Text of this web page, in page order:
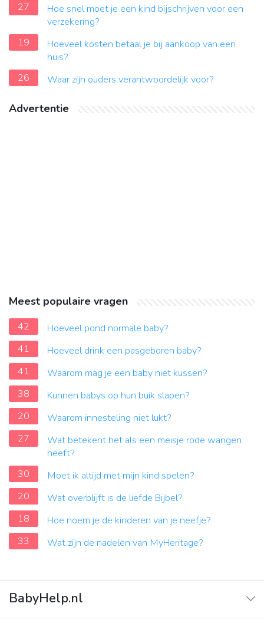
27
Hoe snel moet je een kind bijschrijven voor een
verzekering?
19
Hoeveel kosten betaal je bij aankoop van een
huis?
26
Waar zijn ouders verantwoordelijk voor?
Advertentie
Meest populaire vragen
42
Hoeveel pond normale baby?
41
Hoeveel drink een pasgeboren baby?
41
Waarom mag je een baby niet kussen?
38
Kunnen babys op hun buik slapen?
20
Waarom innesteling niet lukt?
27
Wat betekent het als een meisje rode wangen
heeft?
30
Moet ik altijd met mijn kind spelen?
20
Wat overblijft is de liefde Bijbel?
18
Hoe noem je de kinderen van je neefje?
33
Wat zijn de nadelen van MyHeritage?
BabyHelp.nl